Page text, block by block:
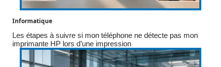
Informatique
Les étapes à suivre si mon téléphone ne détecte pas mon
imprimante HP lors d’une impression